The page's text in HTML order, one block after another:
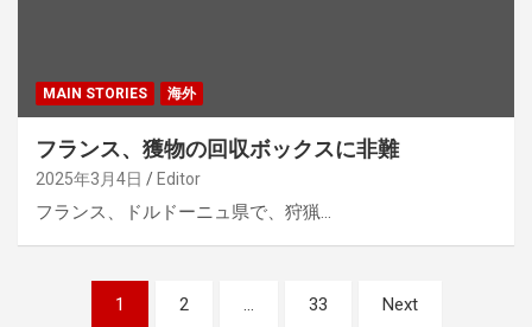
MAIN STORIES 海外
フランス、獲物の回収ボックスに非難
2025年3月4日 Editor
フランス、ドルドーニュ県で、狩猟…
1 2 … 33 Next